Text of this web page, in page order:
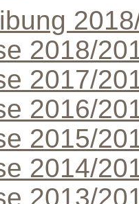
2018/
2017/
2016/
2015/
2014/
2013/